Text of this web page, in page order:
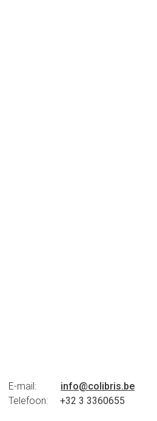
E-mail: info@colibris.be
Telefoon: +32 3 3360655